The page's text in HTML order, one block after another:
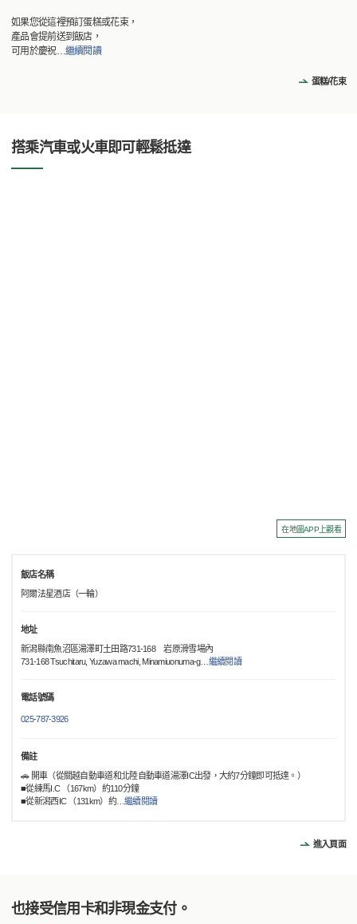
如果您從這裡預訂蛋糕或花束，
產品會提前送到飯店，
可用於慶祝…繼續閱讀
蛋糕/花束
搭乘汽車或火車即可輕鬆抵達
在地圖APP上觀看
飯店名稱
阿爾法星酒店（一輪）
地址
新潟縣南魚沼區湯澤町土田路731-168 岩原滑雪場內
731-168 Tsuchitaru, Yuzawa machi, Minamiuonuma-g… 繼續閱讀
電話號碼
025-787-3926
備註
🚗 開車（從關越自動車道和北陸自動車道湯澤IC出發，大約7分鐘即可抵達。）
■從練馬I.C （167km）約110分鐘
■從新潟西IC （131km）約…繼續閱讀
進入頁面
也接受信用卡和非現金支付。